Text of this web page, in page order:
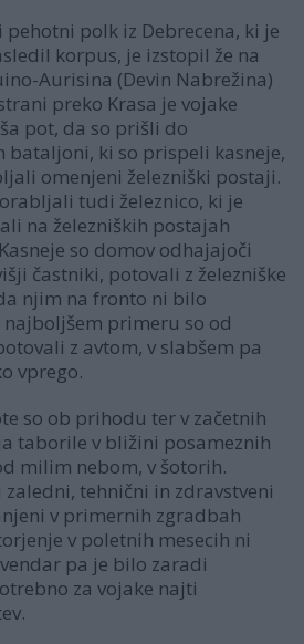
pehotni polk iz Debrecena, ki je
korpus, je izstopil že na
Aurisina (Devin Nabrežina)
preko Krasa je vojake
pot, da so prišli do
bataljoni, ki so prispeli kasneje,
omenjeni železniški postaji.
tudi železnico, ki je
na železniških postajah
so domov odhajajoči
častniki, potovali z železniške
njim na fronto ni bilo
primeru so od
z avtom, v slabšem pa
vprego.
so ob prihodu ter v začetnih
taborile v bližini posameznih
milim nebom, v šotorih.
tehnični in zdravstveni
v primernih zgradbah
v poletnih mesecih ni
pa je bilo zaradi
za vojake najti